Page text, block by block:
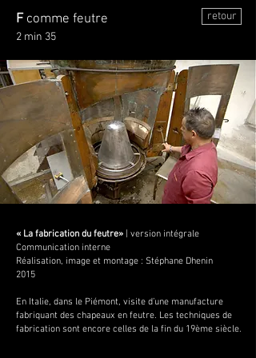
F comme feutre
retour
2 min 35
« La fabrication du feutre»
| version intégrale
Communication interne
Réalisation, image et montage : Stéphane Dhenin
2015
En Italie, dans le Piémont, visite d’une manufacture
fabriquant des chapeaux en feutre. Les techniques de
fabrication sont encore celles de la fin du 19ème siècle.